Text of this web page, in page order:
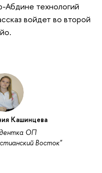
Абдине технологий
войдет во второй
Кашинцева
ОП
Восток"